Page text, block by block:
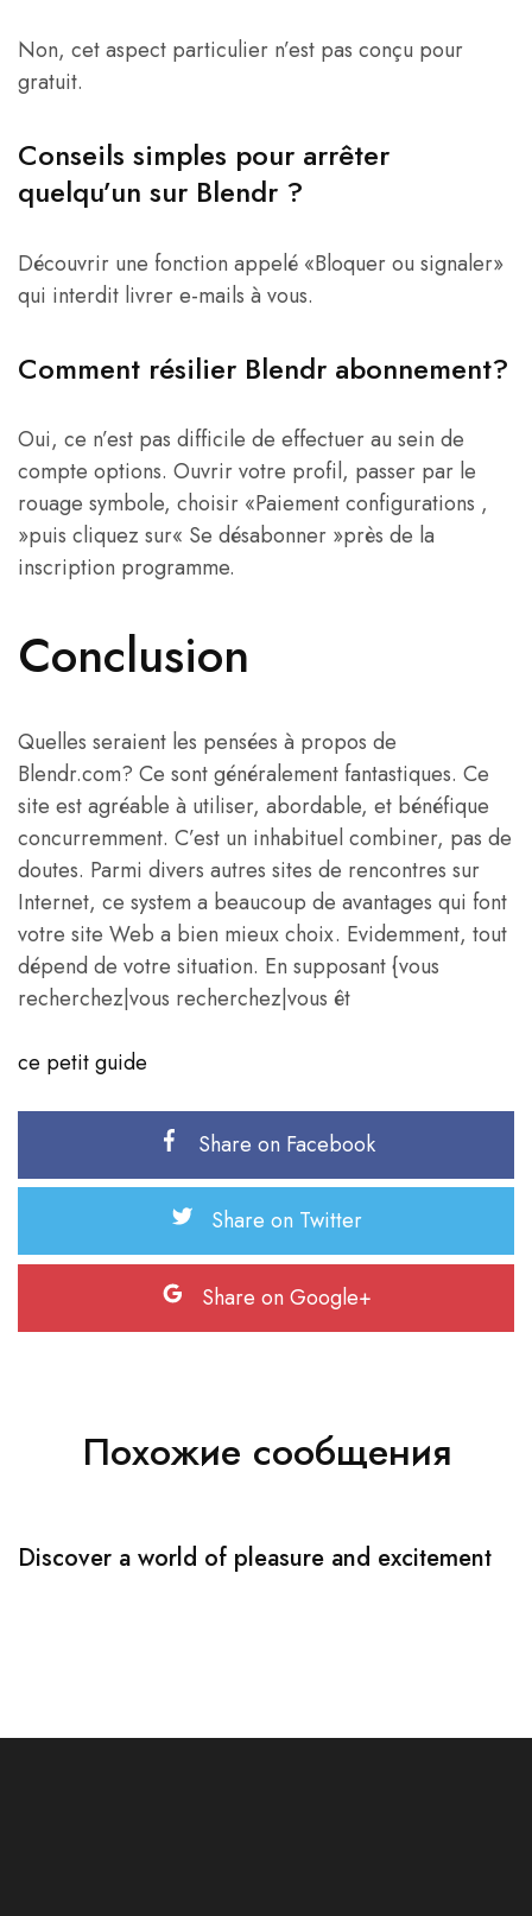
Non, cet aspect particulier n’est pas conçu pour
gratuit.
Conseils simples pour arrêter
quelqu’un sur Blendr ?
Découvrir une fonction appelé «Bloquer ou signaler»
qui interdit livrer e-mails à vous.
Comment résilier Blendr abonnement?
Oui, ce n’est pas difficile de effectuer au sein de
compte options. Ouvrir votre profil, passer par le
rouage symbole, choisir «Paiement configurations ,
»puis cliquez sur« Se désabonner »près de la
inscription programme.
Conclusion
Quelles seraient les pensées à propos de
Blendr.com? Ce sont généralement fantastiques. Ce
site est agréable à utiliser, abordable, et bénéfique
concurremment. C’est un inhabituel combiner, pas de
doutes. Parmi divers autres sites de rencontres sur
Internet, ce system a beaucoup de avantages qui font
votre site Web a bien mieux choix. Evidemment, tout
dépend de votre situation. En supposant {vous
recherchez|vous recherchez|vous êt
ce petit guide
Share on Facebook
Share on Twitter
Share on Google+
Похожие сообщения
Discover a world of pleasure and excitement